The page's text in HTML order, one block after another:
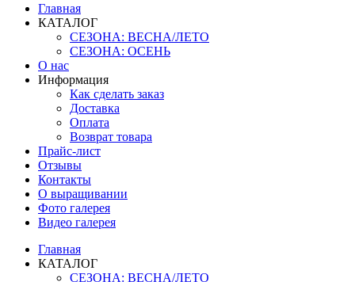
Главная
КАТАЛОГ
СЕЗОНА: ВЕСНА/ЛЕТО
СЕЗОНА: ОСЕНЬ
О нас
Информация
Как сделать заказ
Доставка
Оплата
Возврат товара
Прайс-лист
Отзывы
Контакты
О выращивании
Фото галерея
Видео галерея
Главная
КАТАЛОГ
СЕЗОНА: ВЕСНА/ЛЕТО